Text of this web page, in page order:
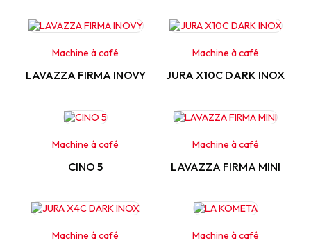
Machine à café
LAVAZZA FIRMA INOVY
Machine à café
JURA X10C DARK INOX
Machine à café
CINO 5
Machine à café
LAVAZZA FIRMA MINI
Machine à café Machine à café